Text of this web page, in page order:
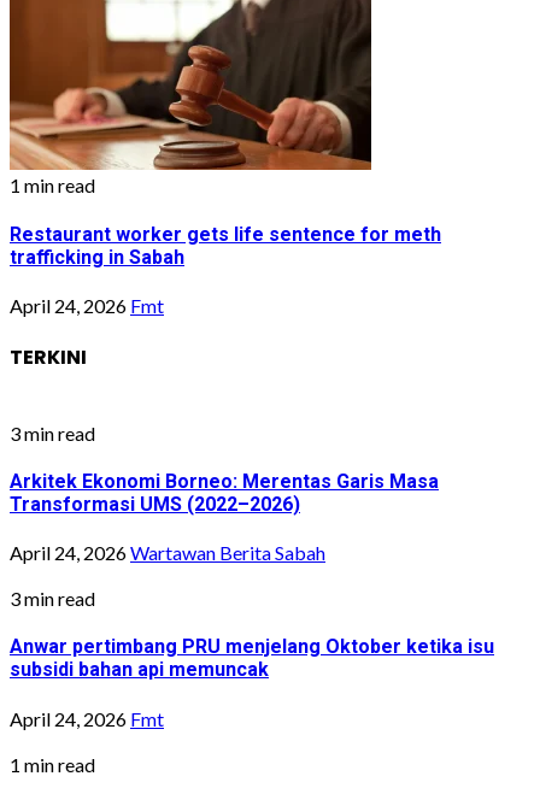
1 min read
Restaurant worker gets life sentence for meth
trafficking in Sabah
April 24, 2026 Fmt
TERKINI
3 min read
Arkitek Ekonomi Borneo: Merentas Garis Masa
Transformasi UMS (2022–2026)
April 24, 2026Wartawan Berita Sabah
3 min read
Anwar pertimbang PRU menjelang Oktober ketika isu
subsidi bahan api memuncak
April 24, 2026 Fmt
1 min read